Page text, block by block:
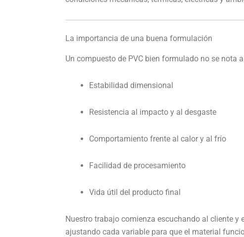
La importancia de una buena formulación
Un compuesto de PVC bien formulado no se nota
Estabilidad dimensional
Resistencia al impacto y al desgaste
Comportamiento frente al calor y al frío
Facilidad de procesamiento
Vida útil del producto final
Nuestro trabajo comienza escuchando al cliente
ajustando cada variable para que el material